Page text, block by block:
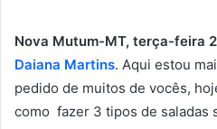
Nova Mutum-MT, terça-feira
Daiana Martins. Aqui estou
pedido de muitos de vocês,
como fazer 3 tipos de saladas